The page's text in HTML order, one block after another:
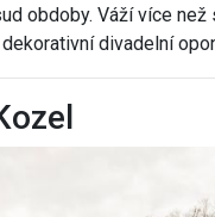
obdoby. Váží více než
divadelní